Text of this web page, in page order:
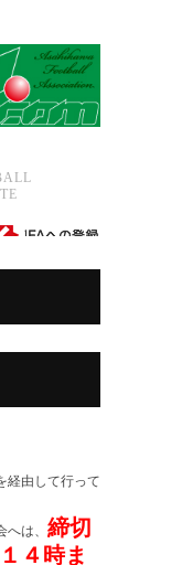
経由して行って
は、 締切
１４時ま